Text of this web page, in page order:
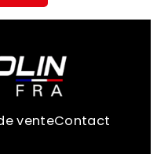
venteContact